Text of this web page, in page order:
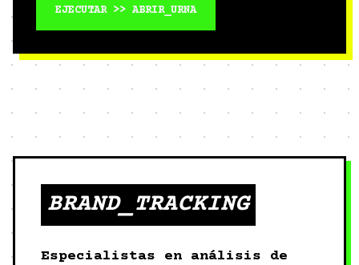
EJECUTAR >> ABRIR_URNA
BRAND_TRACKING
Especialistas en análisis de